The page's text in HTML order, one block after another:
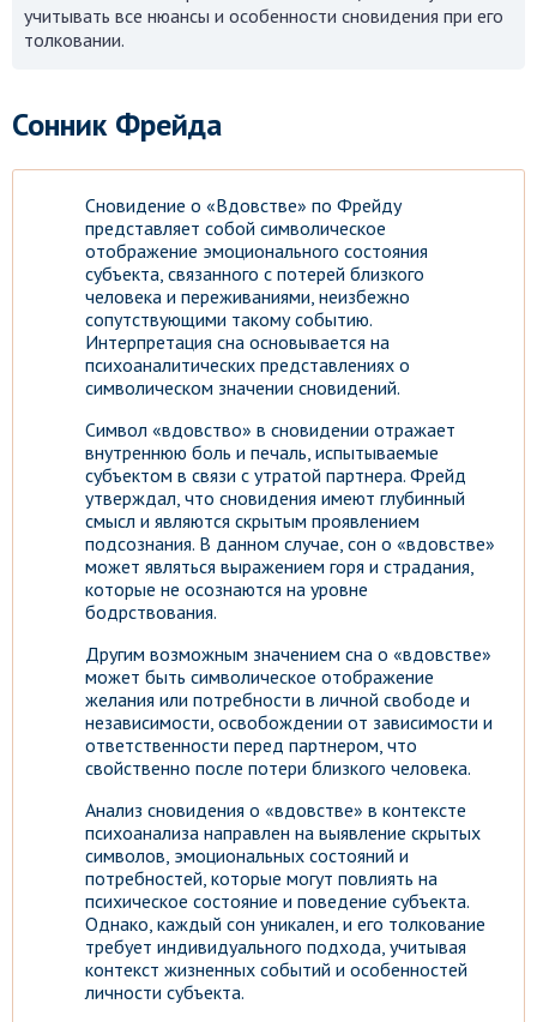
учитывать все нюансы и особенности сновидения при его
толковании.
Сонник Фрейда
Сновидение о «Вдовстве» по Фрейду
представляет собой символическое
отображение эмоционального состояния
субъекта, связанного с потерей близкого
человека и переживаниями, неизбежно
сопутствующими такому событию.
Интерпретация сна основывается на
психоаналитических представлениях о
символическом значении сновидений.
Символ «вдовство» в сновидении отражает
внутреннюю боль и печаль, испытываемые
субъектом в связи с утратой партнера. Фрейд
утверждал, что сновидения имеют глубинный
смысл и являются скрытым проявлением
подсознания. В данном случае, сон о «вдовстве»
может являться выражением горя и страдания,
которые не осознаются на уровне
бодрствования.
Другим возможным значением сна о «вдовстве»
может быть символическое отображение
желания или потребности в личной свободе и
независимости, освобождении от зависимости и
ответственности перед партнером, что
свойственно после потери близкого человека.
Анализ сновидения о «вдовстве» в контексте
психоанализа направлен на выявление скрытых
символов, эмоциональных состояний и
потребностей, которые могут повлиять на
психическое состояние и поведение субъекта.
Однако, каждый сон уникален, и его толкование
требует индивидуального подхода, учитывая
контекст жизненных событий и особенностей
личности субъекта.